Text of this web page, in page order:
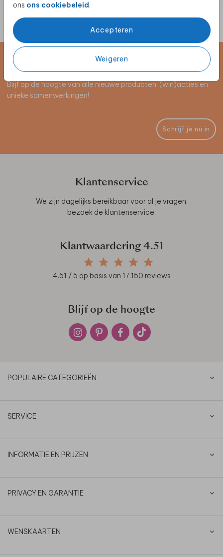
ons ons cookiebeleid.
Accepteren
Weigeren
Schrijf je in voor de nieuwsbrief
Blijf op de hoogte van alle nieuwe producten, (win)acties en
unieke samenwerkingen!
Schrijf je nu in
Klantenservice
We zijn dagelijks bereikbaar voor al je vragen,
bezoek de klantenservice.
Klantwaardering 4.51
4.51 / 5 op basis van 17.150 reviews
Blijf op de hoogte
POPULAIRE CATEGORIEËN
SERVICE
INFORMATIE EN PRIJZEN
PRIVACY EN GARANTIE
WENSKAARTEN